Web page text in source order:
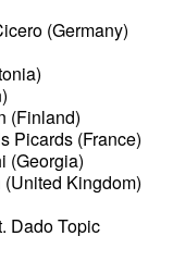
(Germany)
(Finland)
Picards (France)
(Georgia)
Kingdom)
Dado Topic